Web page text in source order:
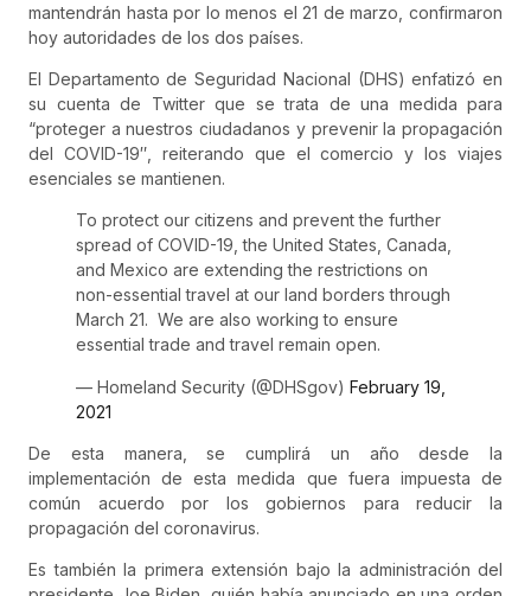
mantendrán hasta por lo menos el 21 de marzo, confirmaron
hoy autoridades de los dos países.
El Departamento de Seguridad Nacional (DHS) enfatizó en
su cuenta de Twitter que se trata de una medida para
“proteger a nuestros ciudadanos y prevenir la propagación
del COVID-19″, reiterando que el comercio y los viajes
esenciales se mantienen.
To protect our citizens and prevent the further
spread of COVID-19, the United States, Canada,
and Mexico are extending the restrictions on
non-essential travel at our land borders through
March 21. We are also working to ensure
essential trade and travel remain open.
— Homeland Security (@DHSgov) February 19,
2021
De esta manera, se cumplirá un año desde la
implementación de esta medida que fuera impuesta de
común acuerdo por los gobiernos para reducir la
propagación del coronavirus.
Es también la primera extensión bajo la administración del